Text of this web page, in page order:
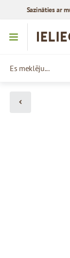
Sazināties ar
Iet uz saturu